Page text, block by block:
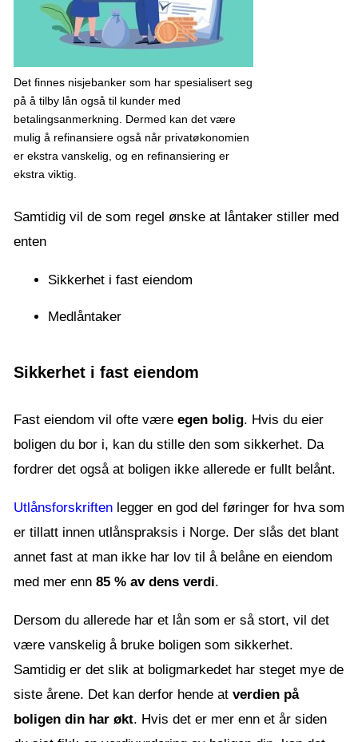
Det finnes nisjebanker som har spesialisert seg
på å tilby lån også til kunder med
betalingsanmerkning. Dermed kan det være
mulig å refinansiere også når privatøkonomien
er ekstra vanskelig, og en refinansiering er
ekstra viktig.
Samtidig vil de som regel ønske at låntaker stiller med
enten
Sikkerhet i fast eiendom
Medlåntaker
Sikkerhet i fast eiendom
Fast eiendom vil ofte være egen bolig. Hvis du eier
boligen du bor i, kan du stille den som sikkerhet. Da
fordrer det også at boligen ikke allerede er fullt belånt.
Utlånsforskriften legger en god del føringer for hva som
er tillatt innen utlånspraksis i Norge. Der slås det blant
annet fast at man ikke har lov til å belåne en eiendom
med mer enn 85 % av dens verdi.
Dersom du allerede har et lån som er så stort, vil det
være vanskelig å bruke boligen som sikkerhet.
Samtidig er det slik at boligmarkedet har steget mye de
siste årene. Det kan derfor hende at verdien på
boligen din har økt. Hvis det er mer enn et år siden